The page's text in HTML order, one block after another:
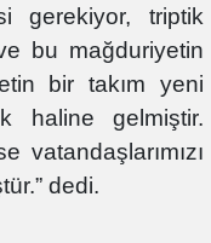
gerekiyor, triptik
bu mağduriyetin
bir takım yeni
haline gelmiştir.
vatandaşlarımızı
dedi.